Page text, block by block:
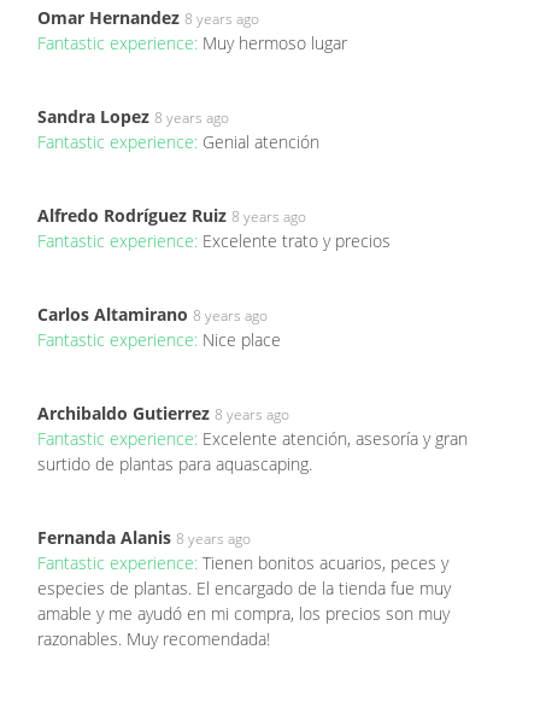
Omar Hernandez 8 years ago
Fantastic experience: Muy hermoso lugar
Sandra Lopez 8 years ago
Fantastic experience: Genial atención
Alfredo Rodríguez Ruiz 8 years ago
Fantastic experience: Excelente trato y precios
Carlos Altamirano 8 years ago
Fantastic experience: Nice place
Archibaldo Gutierrez 8 years ago
Fantastic experience: Excelente atención, asesoría y gran
surtido de plantas para aquascaping.
Fernanda Alanis 8 years ago
Fantastic experience: Tienen bonitos acuarios, peces y
especies de plantas. El encargado de la tienda fue muy
amable y me ayudó en mi compra, los precios son muy
razonables. Muy recomendada!